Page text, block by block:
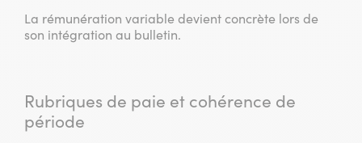
La rémunération variable devient concrète lors de
son intégration au bulletin.
Rubriques de paie et cohérence de
période